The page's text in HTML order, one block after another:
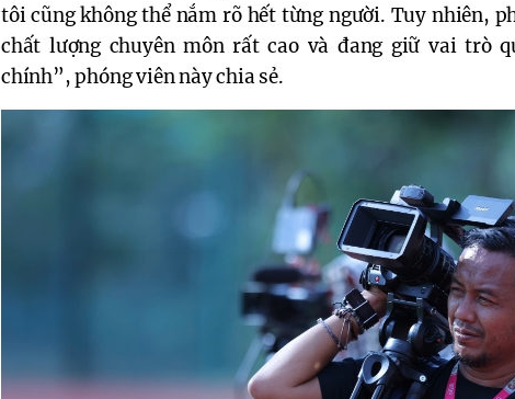
tôi cũng không thể nắm rõ hết từng người. Tuy nhiên,
chất lượng chuyên môn rất cao và đang giữ vai trò
chính”, phóng viên này chia sẻ.